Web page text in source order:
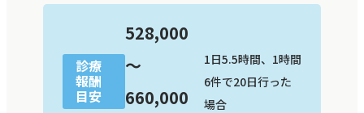
診療
報酬
目安
528,000
〜
660,000
1日5.5時間、1時間
6件で20日行った
場合